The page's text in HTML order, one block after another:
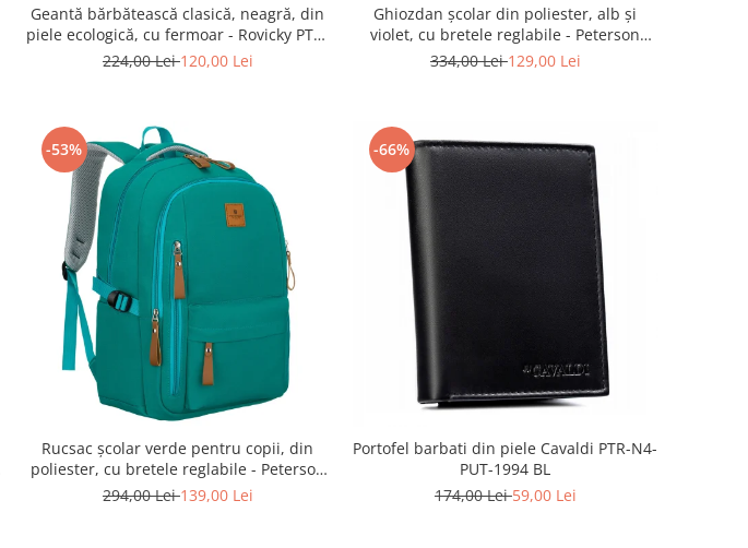
Geantă bărbătească clasică, neagră, din
piele ecologică, cu fermoar - Rovicky PTR-
R-SDR-01-1631 BLACK
224,00 Lei120,00 Lei
Ghiozdan școlar din poliester, alb și
violet, cu bretele reglabile - Peterson
PTR-PTN 8603-1303 PURPLE
334,00 Lei129,00 Lei
-53%
Rucsac școlar verde pentru copii, din
poliester, cu bretele reglabile - Peterson
PTR-PTN BHX-01-9259 Gree
294,00 Lei139,00 Lei
-66%
Portofel barbati din piele Cavaldi PTR-N4-
PUT-1994 BL
174,00 Lei59,00 Lei